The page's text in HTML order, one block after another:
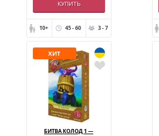
КУПИТЬ
10+ 45 - 60 3 - 7
ХИТ
БИТВА КОЛОД 1 —